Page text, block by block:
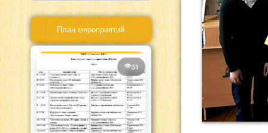
План мероприятий
51